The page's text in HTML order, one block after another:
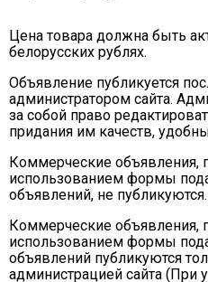
Цена товара должна быть
белорусских рублях.
Объявление публикуется
администратором сайта.
за собой право
придания им качеств,
Коммерческие объявления,
использованием формы
объявлений, не публикуются.
Коммерческие объявления,
использованием формы
объявлений публикуются
администрацией сайта (При